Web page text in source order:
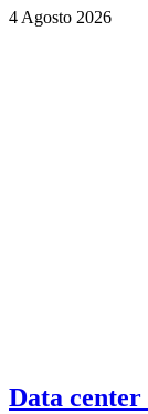
4 Agosto 2026
Data